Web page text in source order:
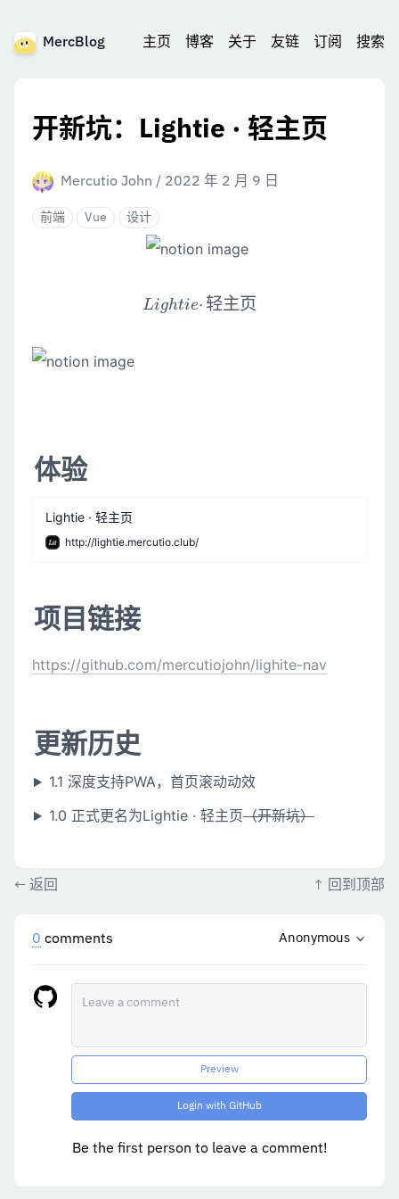
MercBlog 主页 博客 关于 友链 订阅 搜索
开新坑：Lightie · 轻主页
Mercutio John / 2022 年 2 月 9 日
前端 Vue 设计
Lightie · 轻主页
Lightie⋅ 轻主页
体验
Lightie · 轻主页
http://lightie.mercutio.club/
项目链接
https://github.com/mercutiojohn/lighite-nav
更新历史
1.1 深度支持PWA，首页滚动动效
1.0 正式更名为Lightie · 轻主页（开新坑）
← 返回 ↑ 回到顶部
0 comments Anonymous
Preview
Login with GitHub
Be the first person to leave a comment!